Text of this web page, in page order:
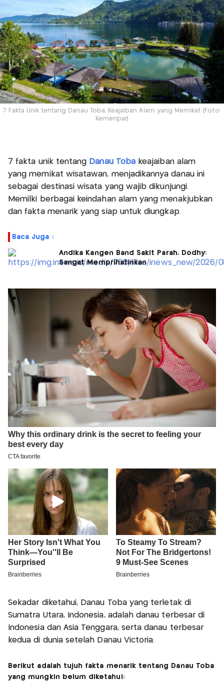
7 Fakta Unik tentang Danau Toba, Keajaiban Alam yang Memikat (Foto:
Kemenpar)
7 fakta unik tentang Danau Toba keajaiban alam
yang memikat wisatawan, menjadikannya danau ini
sebagai destinasi wisata yang wajib dikunjungi.
Memilki berbagai keindahan alam yang menakjubkan
dan fakta menarik yang siap untuk diungkap.
Baca Juga :
Andika Kangen Band Sakit Parah, Dodhy:
Sangat Memprihatinkan
Sekadar diketahui, Danau Toba yang terletak di
Sumatra Utara, Indonesia, adalah danau terbesar di
Indonesia dan Asia Tenggara, serta danau terbesar
kedua di dunia setelah Danau Victoria.
Berikut adalah tujuh fakta menarik tentang Danau Toba
yang mungkin belum diketahui: